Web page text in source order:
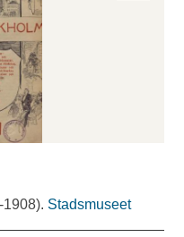
Stadsmuseet